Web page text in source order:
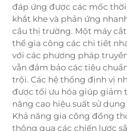
đáp ứng được các mốc
khắt khe và phản ứng
cầu thị trường. Một máy
thể gia công các chi tiết
với các phương pháp
vẫn đảm bảo các tiêu
trội. Các hệ thống định vị
được tối ưu hóa giúp giảm
nâng cao hiệu suất sử
Khả năng gia công đồng
thông qua các chiến lược